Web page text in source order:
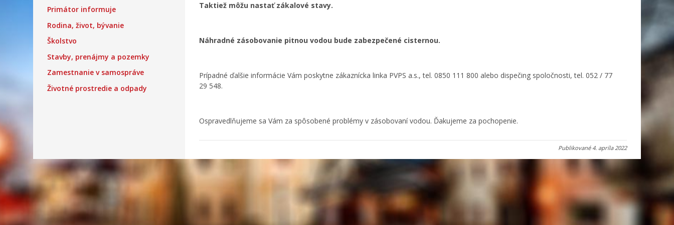
Primátor informuje
Rodina, život, bývanie
Školstvo
Stavby, prenájmy a pozemky
Zamestnanie v samospráve
Životné prostredie a odpady
Taktiež môžu nastať zákalové stavy.
Náhradné zásobovanie pitnou vodou bude zabezpečené cisternou.
Prípadné ďalšie informácie Vám poskytne zákaznícka linka PVPS a.s., tel. 0850 111 800 alebo dispečing spoločnosti, tel. 052 / 77
29 548.
Ospravedlňujeme sa Vám za spôsobené problémy v zásobovaní vodou. Ďakujeme za pochopenie.
Publikované 4. apríla 2022